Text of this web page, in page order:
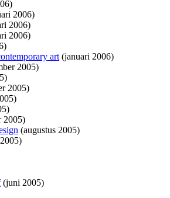
2006)
2006)
2006)
art(januari 2006)
2005)
2005)
2005)
(augustus 2005)
(juni 2005)